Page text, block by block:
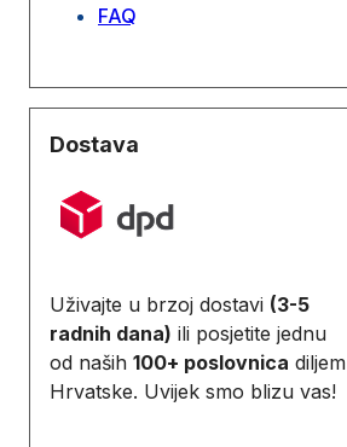
FAQ
Dostava
Uživajte u brzoj dostavi (3-5
radnih dana) ili posjetite jednu
od naših 100+ poslovnica diljem
Hrvatske. Uvijek smo blizu vas!